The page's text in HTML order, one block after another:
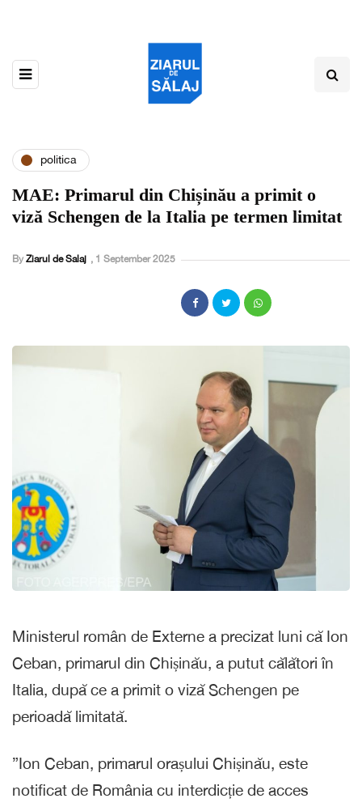
politica
MAE: Primarul din Chișinău a primit o
viză Schengen de la Italia pe termen limitat
By Ziarul de Salaj , 1 September 2025
Ministerul român de Externe a precizat luni că Ion
Ceban, primarul din Chișinău, a putut călători în
Italia, după ce a primit o viză Schengen pe
perioadă limitată.
”Ion Ceban, primarul orașului Chișinău, este
notificat de România cu interdicție de acces